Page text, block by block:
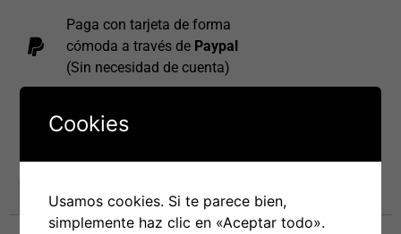
Paga con tarjeta de forma
cómoda a través de Paypal
(Sin necesidad de cuenta)
superen los
Información adicional
Cookies
Usamos cookies. Si te parece bien,
simplemente haz clic en «Aceptar todo».